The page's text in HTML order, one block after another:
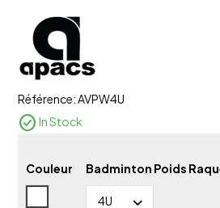
Référence:AVPW4U
check_circle In Stock
Couleur
Badminton Poids